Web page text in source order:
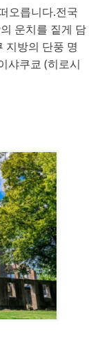
오릅니다.전국
운치를 짙게 담
지방의 단풍 명
샤쿠쿄 (히로시